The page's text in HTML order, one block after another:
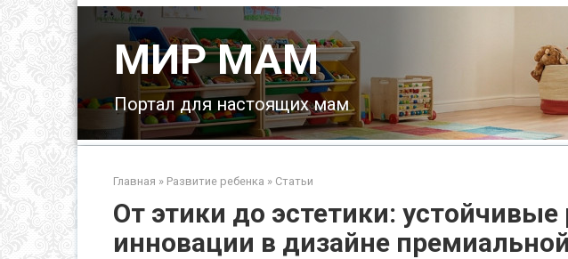
МИР МАМ
Портал для настоящих мам
Главная » Развитие ребенка » Статьи
От этики до эстетики:
инновации в дизайне